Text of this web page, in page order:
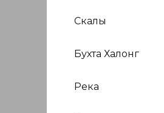
Скалы
Бухта Халонг
Река